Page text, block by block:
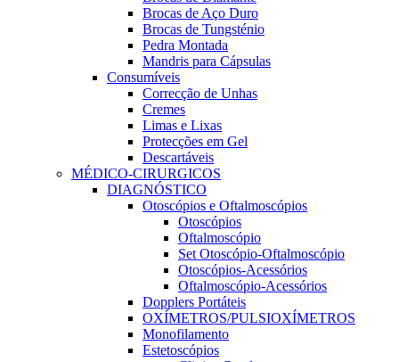
Brocas de Aço Duro
Brocas de Tungsténio
Pedra Montada
Mandris para Cápsulas
Consumíveis
Correcção de Unhas
Cremes
Limas e Lixas
Protecções em Gel
Descartáveis
MÉDICO-CIRURGICOS
DIAGNÓSTICO
Otoscópios e Oftalmoscópios
Otoscópios
Oftalmoscópio
Set Otoscópio-Oftalmoscópio
Otoscópios-Acessórios
Oftalmoscópio-Acessórios
Dopplers Portáteis
OXÍMETROS/PULSIOXÍMETROS
Monofilamento
Estetoscópios